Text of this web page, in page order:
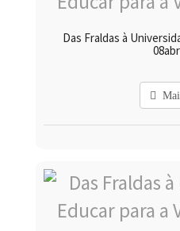
Das Fraldas à